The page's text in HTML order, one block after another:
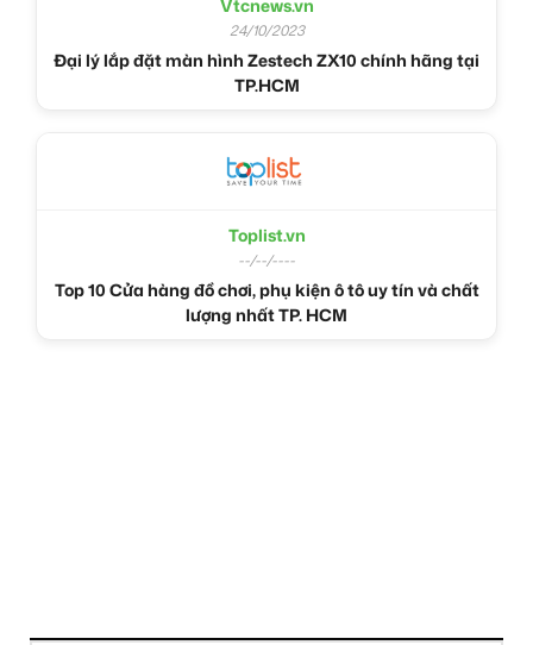
Vtcnews.vn
24/10/2023
Đại lý lắp đặt màn hình Zestech ZX10 chính hãng tại
TP.HCM
Toplist.vn
--/--/----
Top 10 Cửa hàng đồ chơi, phụ kiện ô tô uy tín và chất
lượng nhất TP. HCM